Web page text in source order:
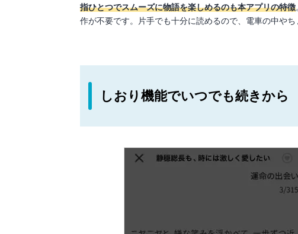
指ひとつでスムーズに物語を楽しめるのも本アプリの特徴
作が不要です。片手でも十分に読めるので、電車の中や
しおり機能でいつでも続きから